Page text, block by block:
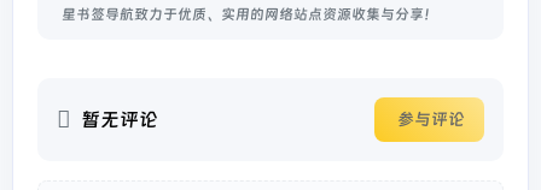
星书签导航致力于优质、实用的网络站点资源收集与分享！
暂无评论 参与评论